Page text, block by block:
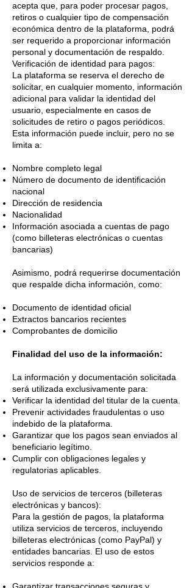
acepta que, para poder procesar pagos,
retiros o cualquier tipo de compensación
económica dentro de la plataforma, podrá
ser requerido a proporcionar información
personal y documentación de respaldo.
Verificación de identidad para pagos:
La plataforma se reserva el derecho de
solicitar, en cualquier momento, información
adicional para validar la identidad del
usuario, especialmente en casos de
solicitudes de retiro o pagos periódicos.
Esta información puede incluir, pero no se
limita a:
Nombre completo legal
Número de documento de identificación
nacional
Dirección de residencia
Nacionalidad
Información asociada a cuentas de pago
(como billeteras electrónicas o cuentas
bancarias)
Asimismo, podrá requerirse documentación
que respalde dicha información, como:
Documento de identidad oficial
Extractos bancarios recientes
Comprobantes de domicilio
Finalidad del uso de la información:
La información y documentación solicitada
será utilizada exclusivamente para:
Verificar la identidad del titular de la cuenta.
Prevenir actividades fraudulentas o uso
indebido de la plataforma.
Garantizar que los pagos sean enviados al
beneficiario legítimo.
Cumplir con obligaciones legales y
regulatorias aplicables.
Uso de servicios de terceros (billeteras
electrónicas y bancos):
Para la gestión de pagos, la plataforma
utiliza servicios de terceros, incluyendo
billeteras electrónicas (como PayPal) y
entidades bancarias. El uso de estos
servicios responde a: